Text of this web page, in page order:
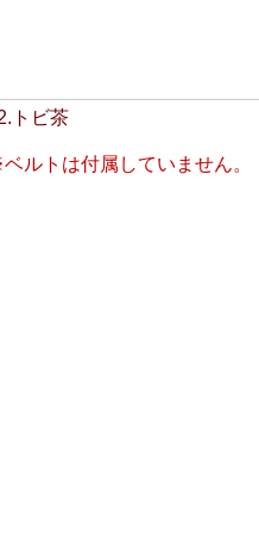
トビ茶
ルトは付属していません。